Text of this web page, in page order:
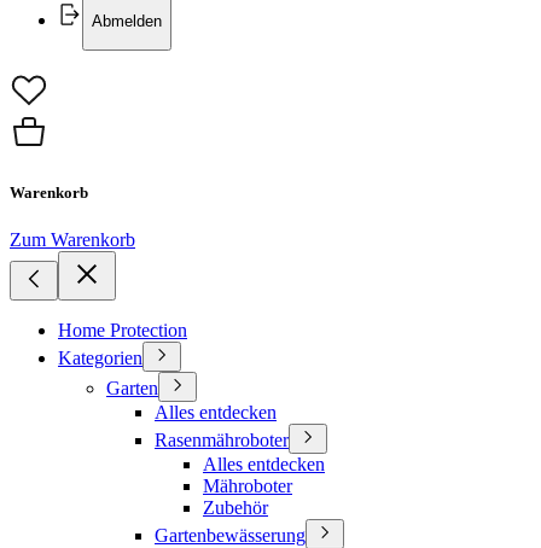
Abmelden
Warenkorb
Zum Warenkorb
Home Protection
Kategorien
Garten
Alles entdecken
Rasenmähroboter
Alles entdecken
Mähroboter
Zubehör
Gartenbewässerung